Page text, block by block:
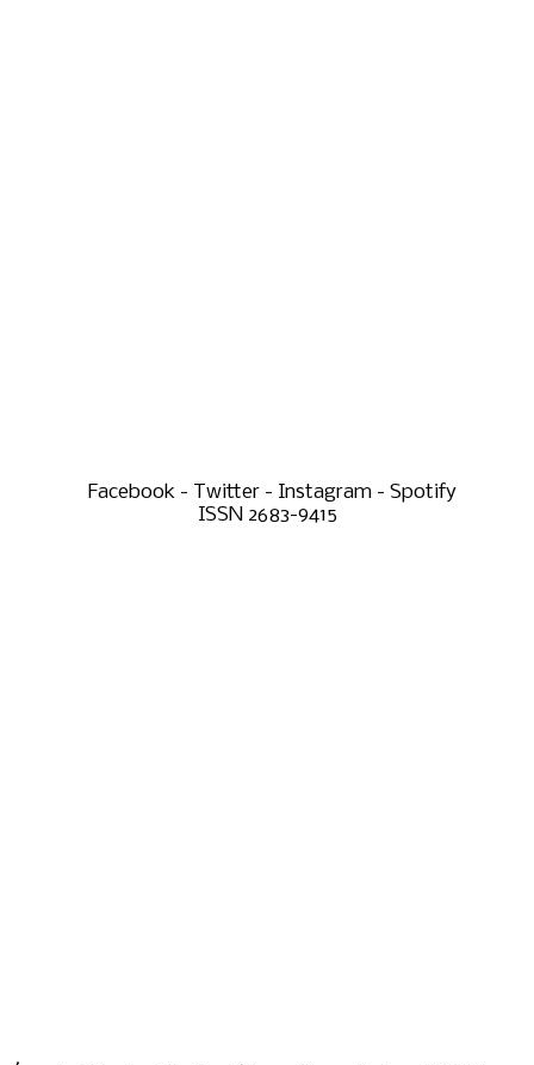
Facebook - Twitter - Instagram - Spotify
ISSN 2683-9415